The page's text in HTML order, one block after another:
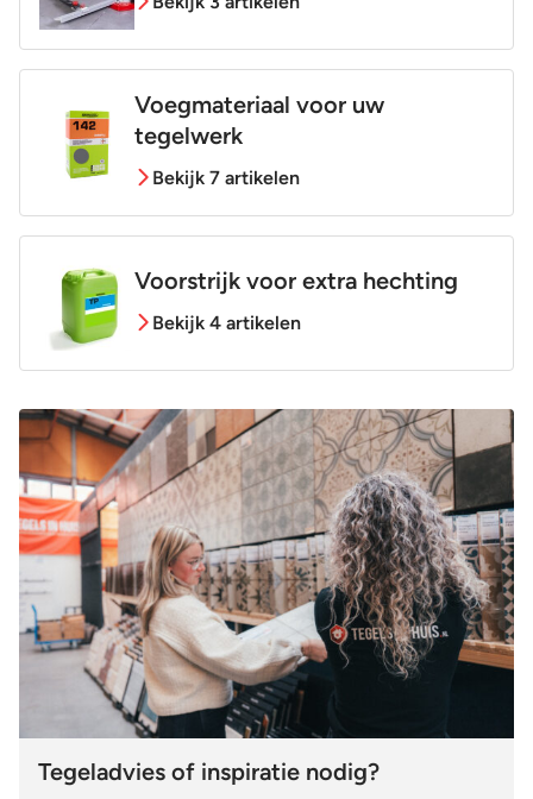
Voegmateriaal voor uw
tegelwerk
Bekijk 7 artikelen
Voorstrijk voor extra hechting
Bekijk 4 artikelen
Tegeladvies of inspiratie nodig?